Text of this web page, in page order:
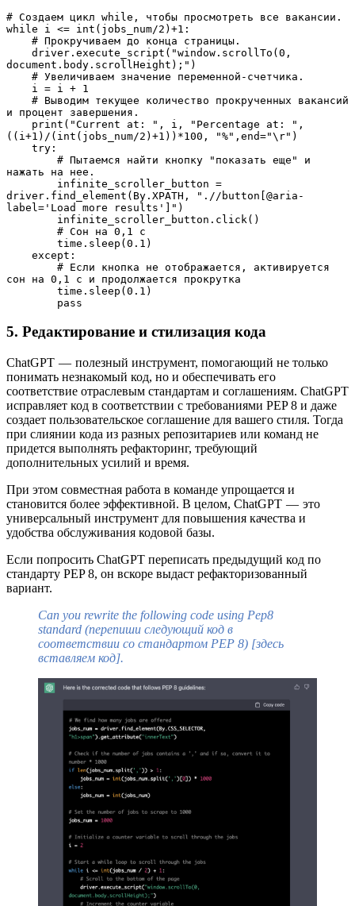
# Создаем цикл while, чтобы просмотреть все вакансии.
while i <= int(jobs_num/2)+1:
    # Прокручиваем до конца страницы.
document.body.scrollHeight);")
    # Увеличиваем значение переменной-счетчика.
    i = i + 1
и процент завершения.
((i+1)/(int(jobs_num/2)+1))*100, "%",end="\r")
    try:
нажать на нее.
driver.find_element(By.XPATH, ".//button[@aria-
label='Load more results']")
        infinite_scroller_button.click()
        # Сон на 0,1 с
        time.sleep(0.1)
    except:
сон на 0,1 с и продолжается прокрутка
        time.sleep(0.1)
        pass
5. Редактирование и стилизация кода
ChatGPT — полезный инструмент, помогающий не только
понимать незнакомый код, но и обеспечивать его
соответствие отраслевым стандартам и соглашениям. ChatGPT
исправляет код в соответствии с требованиями PEP 8 и даже
создает пользовательское соглашение для вашего стиля. Тогда
при слиянии кода из разных репозитариев или команд не
придется выполнять рефакторинг, требующий
дополнительных усилий и время.
При этом совместная работа в команде упрощается и
становится более эффективной. В целом, ChatGPT — это
универсальный инструмент для повышения качества и
удобства обслуживания кодовой базы.
Если попросить ChatGPT переписать предыдущий код по
стандарту PEP 8, он вскоре выдаст рефакторизованный
вариант.
Can you rewrite the following code using Pep8
standard (перепиши следующий код в
соответствии со стандартом PEP 8) [здесь
вставляем код].